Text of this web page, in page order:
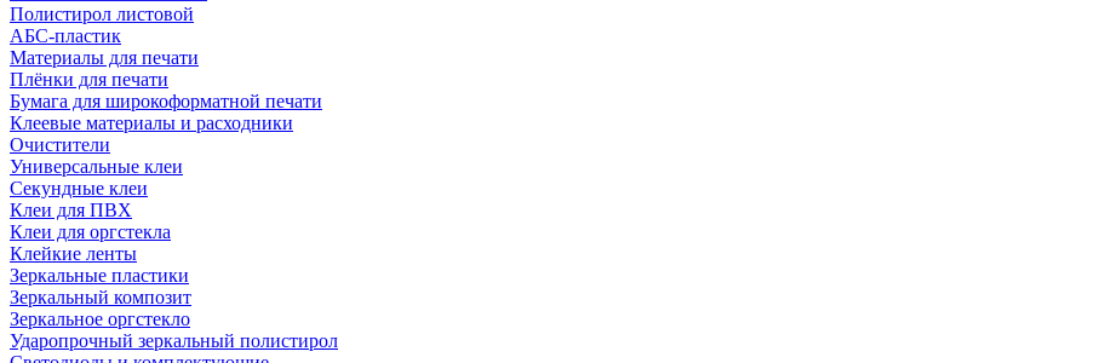
Полистирол листовой
АБС-пластик
Материалы для печати
Плёнки для печати
Бумага для широкоформатной печати
Клеевые материалы и расходники
Очистители
Универсальные клеи
Секундные клеи
Клеи для ПВХ
Клеи для оргстекла
Клейкие ленты
Зеркальные пластики
Зеркальный композит
Зеркальное оргстекло
Ударопрочный зеркальный полистирол